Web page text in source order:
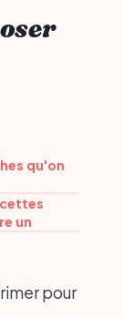
qu'on
un
pour